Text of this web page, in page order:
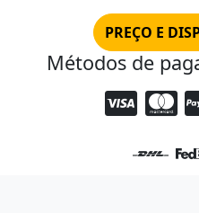
PREÇO E
Métodos de